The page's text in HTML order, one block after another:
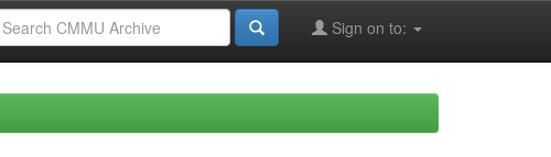
Sign on to: